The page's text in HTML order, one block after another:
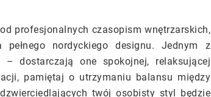
profesjonalnych czasopism wnętrzarskich,
nordyckiego designu. Jednym z
dostarczają one spokojnej, relaksującej
pamiętaj o utrzymaniu balansu między
twój osobisty styl będzie